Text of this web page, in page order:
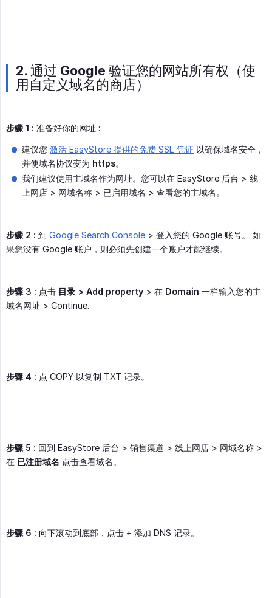
2. 通过 Google 验证您的网站所有权（使
用自定义域名的商店）
步骤 1 : 准备好你的网址 :
建议您 激活 EasyStore 提供的免费 SSL 凭证 以确保域名安全，
并使域名协议变为 https。
我们建议使用主域名作为网址。您可以在 EasyStore 后台 > 线
上网店 > 网域名称 > 已启用域名 > 查看您的主域名。
步骤 2 : 到 Google Search Console > 登入您的 Google 账号。 如
果您没有 Google 账户，则必须先创建一个账户才能继续。
步骤 3 : 点击 目录 > Add property > 在 Domain 一栏输入您的主
域名网址 > Continue.
步骤 4 : 点 COPY 以复制 TXT 记录。
步骤 5 : 回到 EasyStore 后台 > 销售渠道 > 线上网店 > 网域名称 >
在 已注册域名 点击查看域名。
步骤 6 : 向下滚动到底部，点击 + 添加 DNS 记录。